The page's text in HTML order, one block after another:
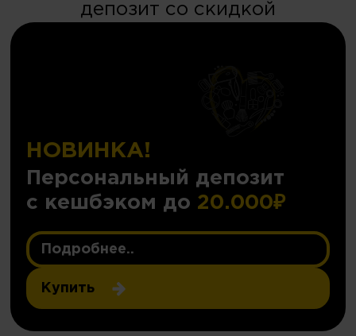
депозит со скидкой
НОВИНКА!
Персональный депозит
с кешбэком до 20.000₽
Подробнее..
Купить